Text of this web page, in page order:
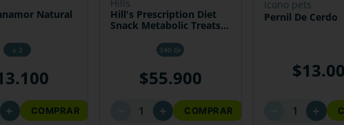
Natural
x 2
.100
＋ COMPRAR
hills
Hill's Prescription Diet
Snack Metabolic Treats
340 Gr
$55.900
＋ COMPRAR
icono pets
Pernil De Cerdo
$13.
＋